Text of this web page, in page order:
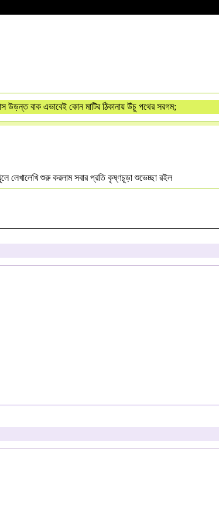
বাক এভাবেই কোন মাটির ঠিকানায় উঁচু পথের সরগম;
লেখালেখি শুরু করলাম সবার প্রতি কৃষ্ণচূড়া শুভেচ্ছা রইল